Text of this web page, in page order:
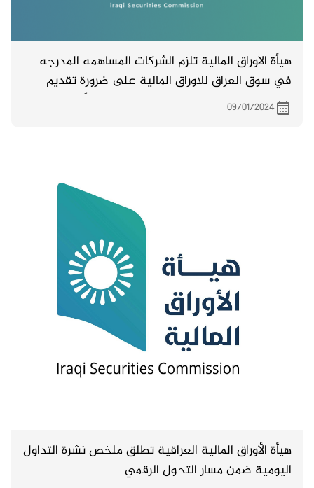
هيأة الاوراق المالية تلزم الشركات المساهمه المدرجه
في سوق العراق للاوراق المالية على ضرورة تقديم
بياناتها المالية خلال مدة لا تتجاوز 150 يوماً من تاريخ
انتهاء سنتها المالية .
09/01/2024
هيأة الأوراق المالية العراقية تطلق ملخص نشرة التداول
اليومية ضمن مسار التحول الرقمي